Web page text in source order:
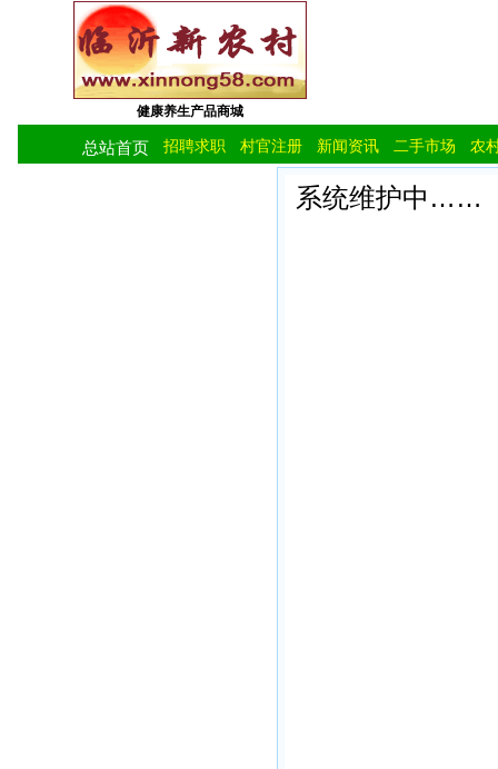
健康养生产品商城
总站首页 招聘求职 村官注册 新闻资讯 二手市场 农
系统维护中……